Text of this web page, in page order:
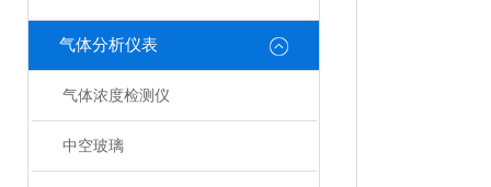
气体分析仪表
气体浓度检测仪
中空玻璃